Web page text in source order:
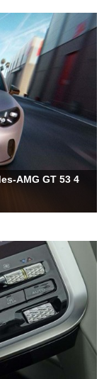
AMG GT 53 4